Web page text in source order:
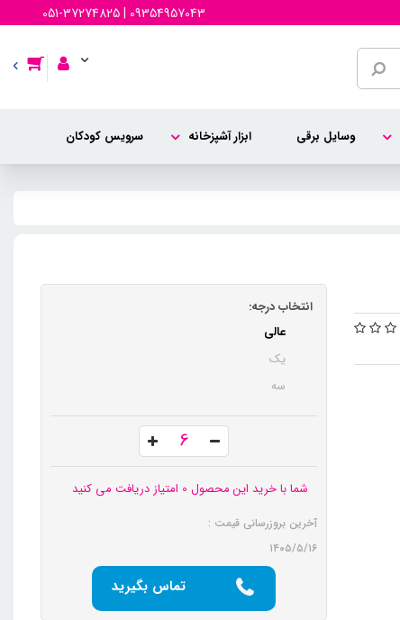
051-37274825 | 09354957043
وسایل برقی ابزار آشپزخانه سرویس کودکان
انتخاب درجه:
عالی
یک
سه
شما با خرید این محصول 0 امتیاز دریافت می کنید
آخرین بروزرسانی قیمت :
۱۴۰۵/۵/۱۶
تماس بگیرید